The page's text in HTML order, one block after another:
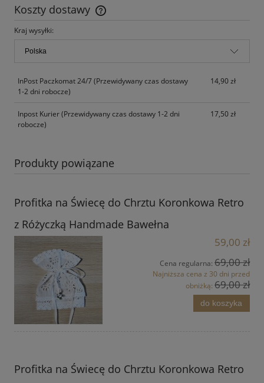
Koszty dostawy
Cena nie zawiera ewentualnych kosztów płatności
Kraj wysyłki:
InPost Paczkomat 24/7(Przewidywany czas dostawy
1-2 dni robocze)
14,90 zł
Inpost Kurier(Przewidywany czas dostawy 1-2 dni
robocze)
17,50 zł
Produkty powiązane
Profitka na Świecę do Chrztu Koronkowa Retro
z Różyczką Handmade Bawełna
59,00 zł
Cena regularna: 69,00 zł
Najniższa cena z 30 dni przed
obniżką: 69,00 zł
do koszyka
Profitka na Świecę do Chrztu Koronkowa Retro